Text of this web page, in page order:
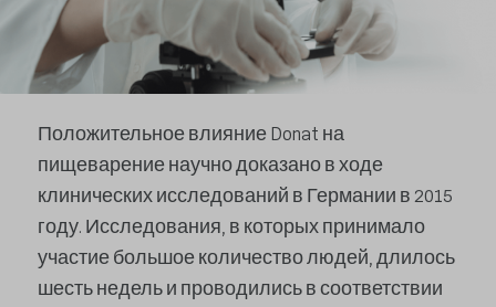
Положительное влияние Donat на
пищеварение научно доказано в ходе
клинических исследований в Германии в 2015
году. Исследования, в которых принимало
участие большое количество людей, длилось
шесть недель и проводились в соответствии